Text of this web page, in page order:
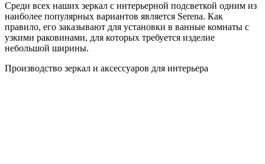
Среди всех наших зеркал с интерьерной подсветкой одним из
наиболее популярных вариантов является Serena. Как
правило, его заказывают для установки в ванные комнаты с
узкими раковинами, для которых требуется изделие
небольшой ширины.
Производство зеркал и аксессуаров для интерьера